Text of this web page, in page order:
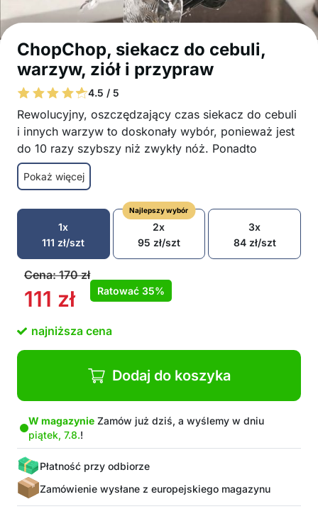
ChopChop, siekacz do cebuli,
warzyw, ziół i przypraw
4.5 / 5
Rewolucyjny, oszczędzający czas siekacz do cebuli
i innych warzyw to doskonały wybór, ponieważ jest
do 10 razy szybszy niż zwykły nóż. Ponadto
oszczędzasz również pieniądze, ponieważ jest
znacznie tańszy niż wymagające roboty kuchenne.
Siekacz do cebuli i innych warzyw jest również
niezwykle łatwy do czyszczenia i użytkowania.
Szybko sieka cebulę, warzywa, zioła i
przyprawy
Dzięki siekaczowi praca zostanie wykonana
znacznie szybciej niż zwykłym nożem
Ostre ostrza do wydajnego siekania
Brak nieprzyjemnych zapachów na dłoniach
Nie potrzebujesz prądu
Może też pojechać z Tobą na wakacje
Szybkie i łatwe czyszczenie
Materiał stal nierdzewna
Pokaż więcej
1x
111 zł/szt
Najlepszy wybór
2x
95 zł/szt
3x
84 zł/szt
Cena:170zł
111 zł Ratować 35%
najniższa cena
Dodaj do koszyka
W magazynie Zamów już dziś, a wyślemy w dniu
piątek, 7.8.!
Płatność przy odbiorze
Zamówienie wysłane z europejskiego magazynu